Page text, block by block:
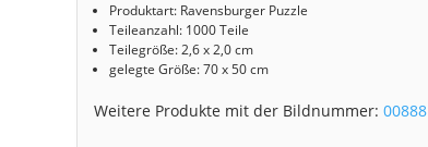
Produktart: Ravensburger Puzzle
Teileanzahl: 1000 Teile
Teilegröße: 2,6 x 2,0 cm
gelegte Größe: 70 x 50 cm
Weitere Produkte mit der Bildnummer:00888